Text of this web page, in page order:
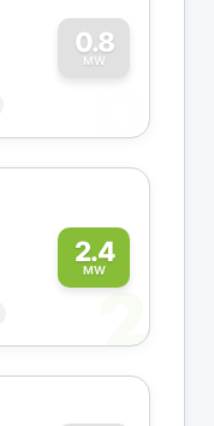
0.8
MW
0
2.4
MW
2